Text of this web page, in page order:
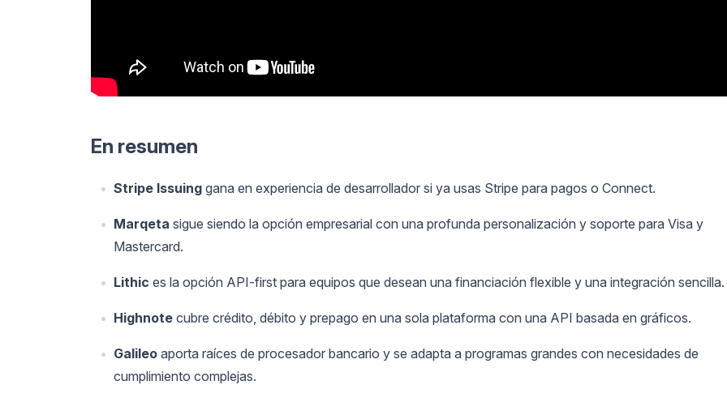
En resumen
Stripe Issuing gana en experiencia de desarrollador si ya usas Stripe para pagos o Connect.
Marqeta sigue siendo la opción empresarial con una profunda personalización y soporte para Visa y
Mastercard.
Lithic es la opción API-first para equipos que desean una financiación flexible y una integración sencilla.
Highnote cubre crédito, débito y prepago en una sola plataforma con una API basada en gráficos.
Galileo aporta raíces de procesador bancario y se adapta a programas grandes con necesidades de
cumplimiento complejas.